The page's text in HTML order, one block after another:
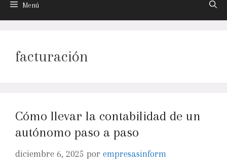
Menú
facturación
Cómo llevar la contabilidad de un
autónomo paso a paso
diciembre 6, 2025 por empresasinform